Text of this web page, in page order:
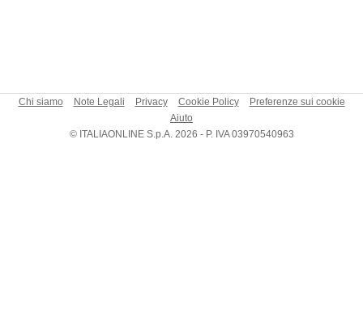
Chi siamo Note Legali Privacy Cookie Policy
Preferenze sui cookie
Aiuto
© ITALIAONLINE S.p.A. 2026 - P. IVA 03970540963